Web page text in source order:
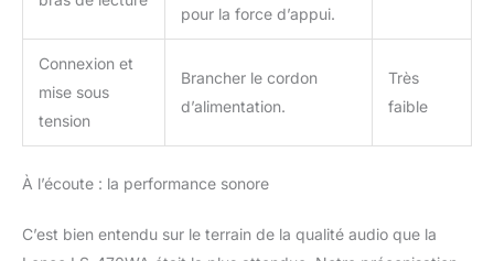
pour la force d’appui.
Connexion et
mise sous
tension
Brancher le cordon
d’alimentation.
Très
faible
À l’écoute : la performance sonore
C’est bien entendu sur le terrain de la qualité audio que la